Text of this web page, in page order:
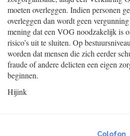
moeten overleggen. Indien personen
overleggen dan wordt geen
mening dat een VOG noodzakelijk is
risico’s uit te sluiten. Op
worden dat mensen die zich eerder
fraude of andere delicten een eigen
beginnen.
Hijink
Colofon